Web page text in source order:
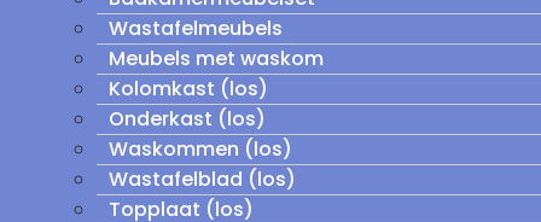
Wastafelmeubels
Meubels met waskom
Kolomkast (los)
Onderkast (los)
Waskommen (los)
Wastafelblad (los)
Topplaat (los)